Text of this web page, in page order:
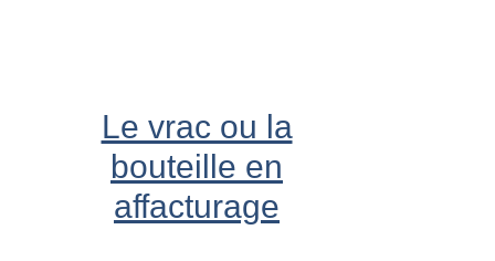
Le vrac ou la
bouteille en
affacturage